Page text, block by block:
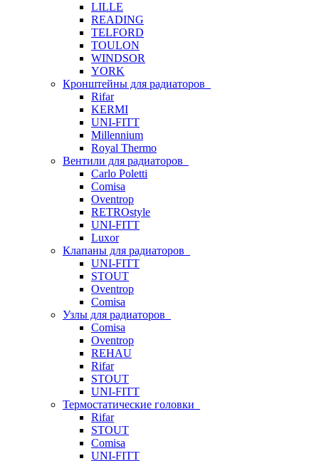
LILLE
READING
TELFORD
TOULON
WINDSOR
YORK
Кронштейны для радиаторов
Rifar
KERMI
UNI-FITT
Millennium
Royal Thermo
Вентили для радиаторов
Carlo Poletti
Comisa
Oventrop
RETROstyle
UNI-FITT
Luxor
Клапаны для радиаторов
UNI-FITT
STOUT
Oventrop
Comisa
Узлы для радиаторов
Comisa
Oventrop
REHAU
Rifar
STOUT
UNI-FITT
Термостатические головки
Rifar
STOUT
Comisa
UNI-FITT